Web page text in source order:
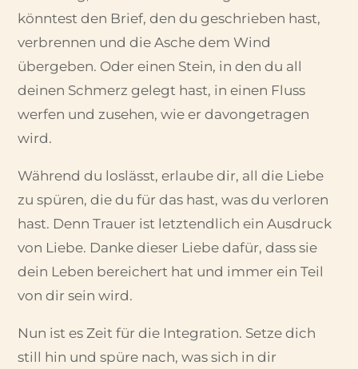
könntest den Brief, den du geschrieben hast,
verbrennen und die Asche dem Wind
übergeben. Oder einen Stein, in den du all
deinen Schmerz gelegt hast, in einen Fluss
werfen und zusehen, wie er davongetragen
wird.
Während du loslässt, erlaube dir, all die Liebe
zu spüren, die du für das hast, was du verloren
hast. Denn Trauer ist letztendlich ein Ausdruck
von Liebe. Danke dieser Liebe dafür, dass sie
dein Leben bereichert hat und immer ein Teil
von dir sein wird.
Nun ist es Zeit für die Integration. Setze dich
still hin und spüre nach, was sich in dir